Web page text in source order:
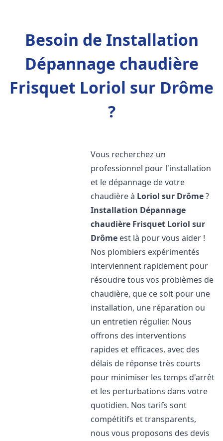
Besoin de Installation
Dépannage chaudière
Frisquet Loriol sur Drôme
?
Vous recherchez un
professionnel pour l'installation
et le dépannage de votre
chaudière à Loriol sur Drôme?
Installation Dépannage
chaudière Frisquet Loriol sur
Drôme est là pour vous aider !
Nos plombiers expérimentés
interviennent rapidement pour
résoudre tous vos problèmes de
chaudière, que ce soit pour une
installation, une réparation ou
un entretien régulier. Nous
offrons des interventions
rapides et efficaces, avec des
délais de réponse très courts
pour minimiser les temps d'arrêt
et les perturbations dans votre
quotidien. Nos tarifs sont
compétitifs et transparents,
nous vous proposons des devis